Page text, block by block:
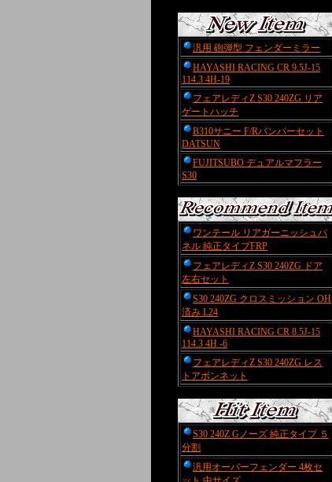
汎用 砲弾型 フェンダーミラー
HAYASHI RACING CR 9.5J-15
114.3 4H-19
フェアレディZ S30 240ZG リア
ゲートハッチ
B310サニー F/Rバンパーセット
DATSUN
FUJITSUBO デュアルマフラー
S30
ワンテール リアガーニッシュパ
ネル 純正タイプFRP
フェアレディZ S30 240ZG ドア
左右セット
S30 240ZG クロスミッション OH
済み L24
HAYASHI RACING CR 8.5J-15
114.3 4H -6
フェアレディZ S30 240ZG レス
トアボンネット
S30 240Z Gノーズ 純正タイプ ５
分割
汎用オーバーフェンダー 4枚セ